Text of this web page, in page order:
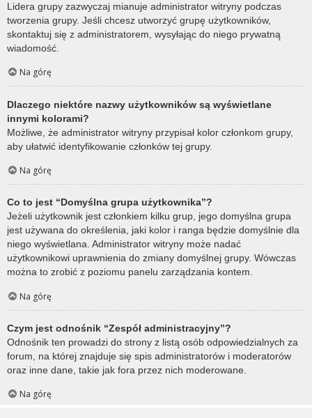
Lidera grupy zazwyczaj mianuje administrator witryny podczas
tworzenia grupy. Jeśli chcesz utworzyć grupę użytkowników,
skontaktuj się z administratorem, wysyłając do niego prywatną
wiadomość.
Na górę
Dlaczego niektóre nazwy użytkowników są wyświetlane
innymi kolorami?
Możliwe, że administrator witryny przypisał kolor członkom grupy,
aby ułatwić identyfikowanie członków tej grupy.
Na górę
Co to jest “Domyślna grupa użytkownika”?
Jeżeli użytkownik jest członkiem kilku grup, jego domyślna grupa
jest używana do określenia, jaki kolor i ranga będzie domyślnie dla
niego wyświetlana. Administrator witryny może nadać
użytkownikowi uprawnienia do zmiany domyślnej grupy. Wówczas
można to zrobić z poziomu panelu zarządzania kontem.
Na górę
Czym jest odnośnik “Zespół administracyjny”?
Odnośnik ten prowadzi do strony z listą osób odpowiedzialnych za
forum, na której znajduje się spis administratorów i moderatorów
oraz inne dane, takie jak fora przez nich moderowane.
Na górę